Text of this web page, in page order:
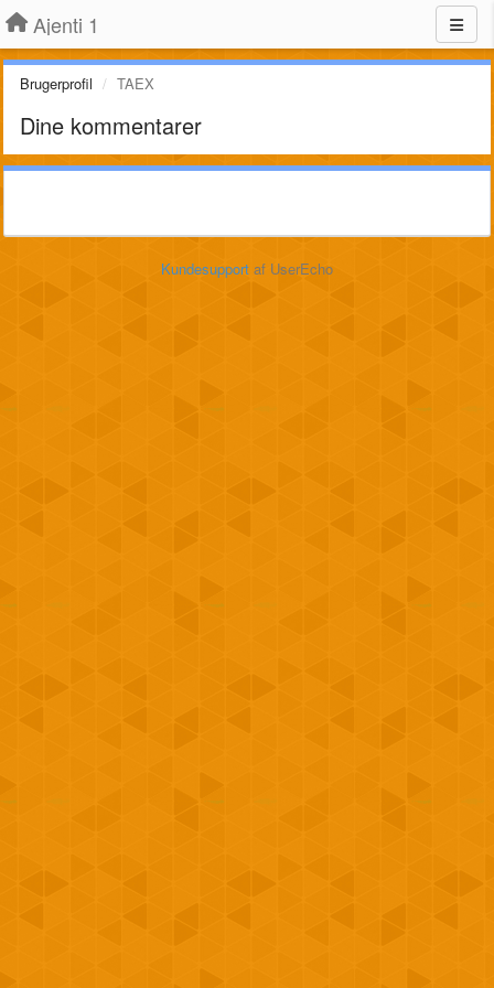
Ajenti 1
Brugerprofil TAEX
Dine kommentarer
Kundesupport af UserEcho